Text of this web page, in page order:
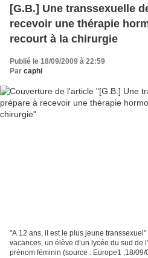
[G.B.] Une transsexuelle
recevoir une thérapie
recourt à la chirurgie
Publié le 18/09/2009 à 22:59
Par caphi
"A 12 ans, il est le plus jeune
vacances, un élève d’un lycée du sud de
prénom féminin (source : Europe1 ,18/